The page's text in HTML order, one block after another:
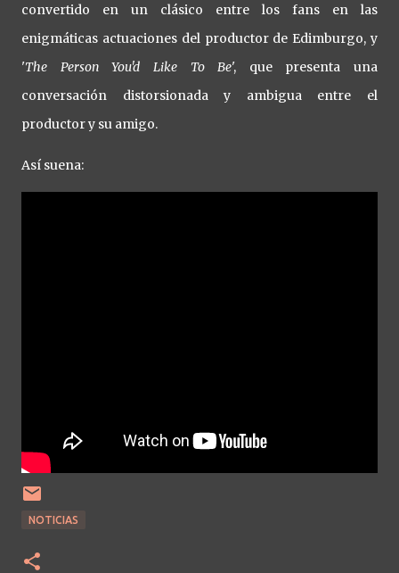
convertido en un clásico entre los fans en las
enigmáticas actuaciones del productor de Edimburgo, y
'The Person You'd Like To Be', que presenta una
conversación distorsionada y ambigua entre el
productor y su amigo.
Así suena:
NOTICIAS